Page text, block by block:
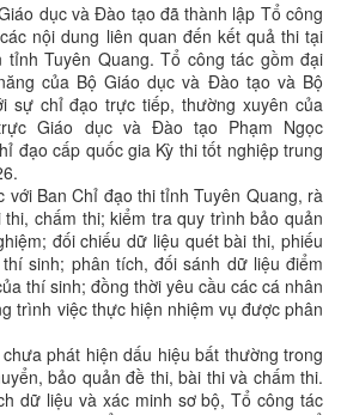
dục và Đào tạo đã thành lập Tổ công
nội dung liên quan đến kết quả thi tại
tỉnh Tuyên Quang. Tổ công tác gồm đại
của Bộ Giáo dục và Đào tạo và Bộ
sự chỉ đạo trực tiếp, thường xuyên của
Giáo dục và Đào tạo Phạm Ngọc
đạo cấp quốc gia Kỳ thi tốt nghiệp trung
với Ban Chỉ đạo thi tỉnh Tuyên Quang, rà
chấm thi; kiểm tra quy trình bảo quản
đối chiếu dữ liệu quét bài thi, phiếu
sinh; phân tích, đối sánh dữ liệu điểm
thí sinh; đồng thời yêu cầu các cá nhân
trình việc thực hiện nhiệm vụ được phân
phát hiện dấu hiệu bất thường trong
bảo quản đề thi, bài thi và chấm thi.
dữ liệu và xác minh sơ bộ, Tổ công tác